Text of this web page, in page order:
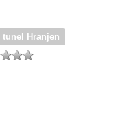
tunel Hranjen